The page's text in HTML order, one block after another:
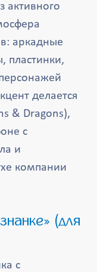
активного
аркадные
пластинки,
делается
& Dragons),
с
и
компании
с